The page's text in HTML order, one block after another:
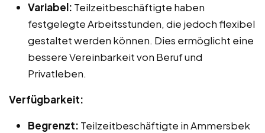
Variabel: Teilzeitbeschäftigte haben
festgelegte Arbeitsstunden, die jedoch flexibel
gestaltet werden können. Dies ermöglicht eine
bessere Vereinbarkeit von Beruf und
Privatleben.
Verfügbarkeit:
Begrenzt: Teilzeitbeschäftigte in Ammersbek